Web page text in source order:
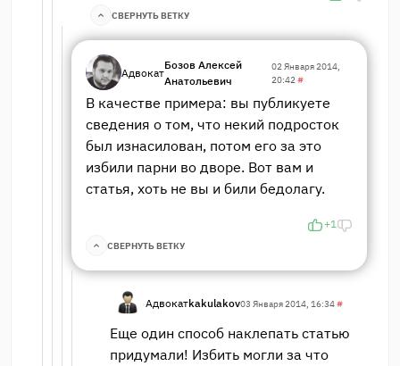
СВЕРНУТЬ ВЕТКУ
Адвокат
Бозов Алексей
Анатольевич
02 Января 2014,
20:42#
В качестве примера: вы публикуете
сведения о том, что некий подросток
был изнасилован, потом его за это
избили парни во дворе. Вот вам и
статья, хоть не вы и били бедолагу.
+1
СВЕРНУТЬ ВЕТКУ
Адвокатkakulakov03 Января 2014, 16:34#
Еще один способ наклепать статью
придумали! Избить могли за что